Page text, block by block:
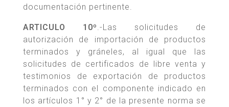
documentación pertinente.
ARTICULO 10º.-Las solicitudes de
autorización de importación de productos
terminados y gráneles, al igual que las
solicitudes de certificados de libre venta y
testimonios de exportación de productos
terminados con el componente indicado en
los artículos 1° y 2° de la presente norma se